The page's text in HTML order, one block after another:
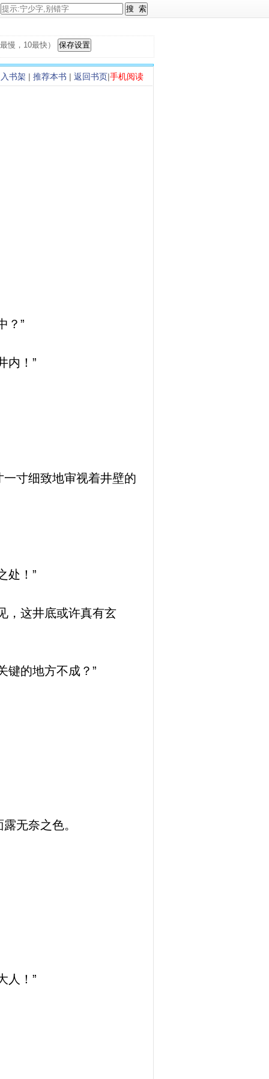
慢，10最快）
书架 | 推荐本书 | 返回书页|手机阅读
？”
内！”
寸细致地审视着井壁的
处！”
，这井底或许真有玄
的地方不成？”
无奈之色。
人！”